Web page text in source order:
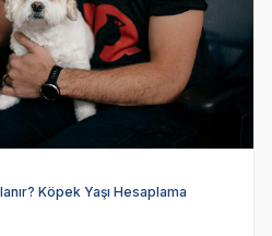
Köpek Yaşı Hesaplama